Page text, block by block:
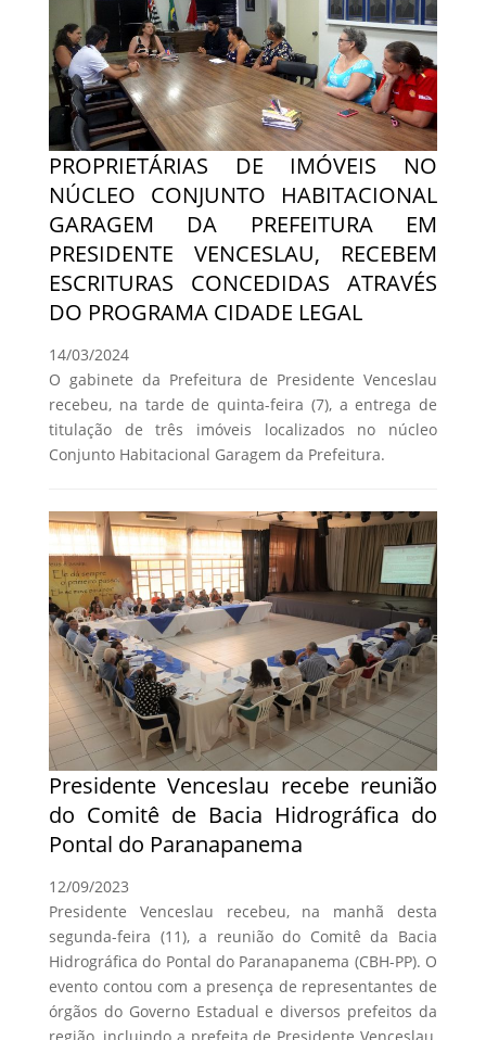
PROPRIETÁRIAS DE IMÓVEIS NO
NÚCLEO CONJUNTO HABITACIONAL
GARAGEM DA PREFEITURA EM
PRESIDENTE VENCESLAU, RECEBEM
ESCRITURAS CONCEDIDAS ATRAVÉS
DO PROGRAMA CIDADE LEGAL
14/03/2024
O gabinete da Prefeitura de Presidente Venceslau
recebeu, na tarde de quinta-feira (7), a entrega de
titulação de três imóveis localizados no núcleo
Conjunto Habitacional Garagem da Prefeitura.
Presidente Venceslau recebe reunião
do Comitê de Bacia Hidrográfica do
Pontal do Paranapanema
12/09/2023
Presidente Venceslau recebeu, na manhã desta
segunda-feira (11), a reunião do Comitê da Bacia
Hidrográfica do Pontal do Paranapanema (CBH-PP). O
evento contou com a presença de representantes de
órgãos do Governo Estadual e diversos prefeitos da